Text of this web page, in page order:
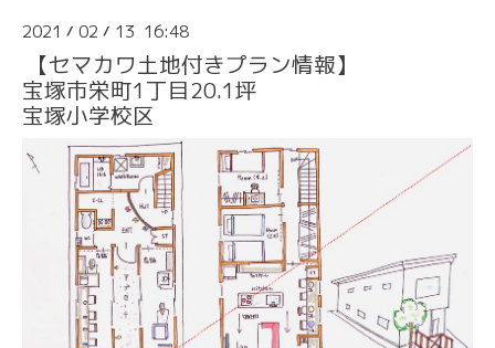
2021 / 02 / 13 16:48
【セマカワ土地付きプラン情報】
宝塚市栄町1丁目20.1坪
宝塚小学校区